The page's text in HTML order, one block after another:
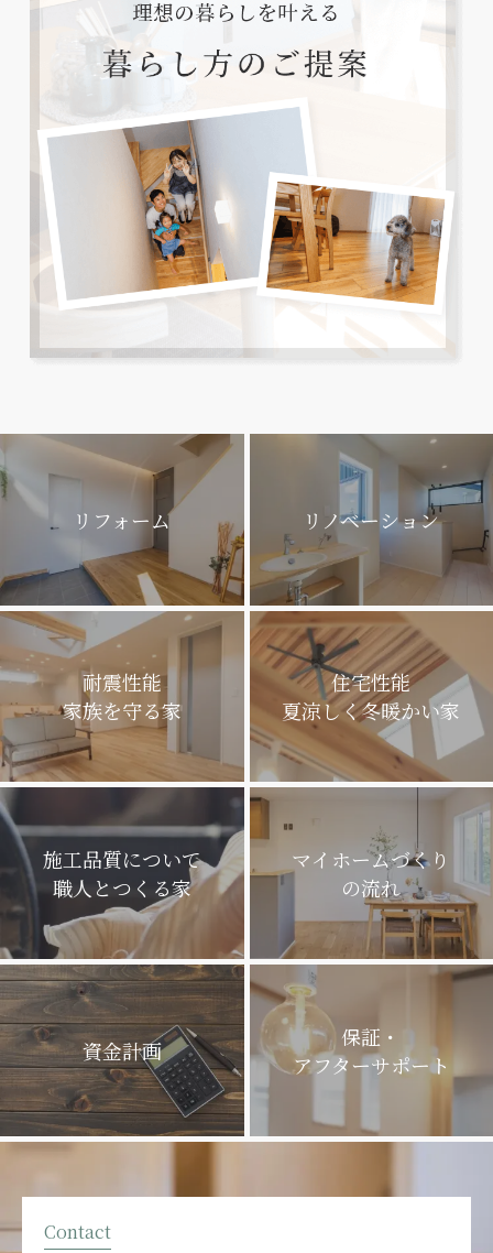
リフォーム リノベーション
耐震性能
家族を守る家
住宅性能
夏涼しく冬暖かい家
施工品質について
職人とつくる家
マイホームづくり
の流れ
資金計画
保証・
アフターサポート
Contact